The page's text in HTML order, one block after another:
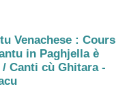
Venachese : Cours
in Paghjella è
Canti cù Ghitara -